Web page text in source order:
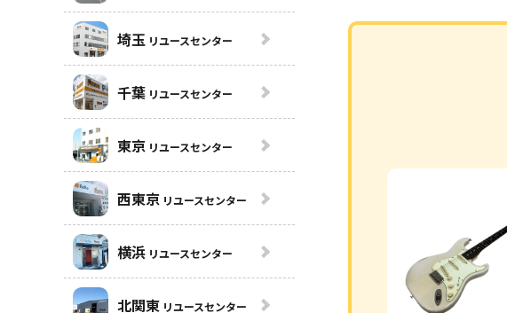
埼玉 リユースセンター
千葉 リユースセンター
東京 リユースセンター
西東京 リユースセンター
横浜 リユースセンター
北関東 リユースセンター